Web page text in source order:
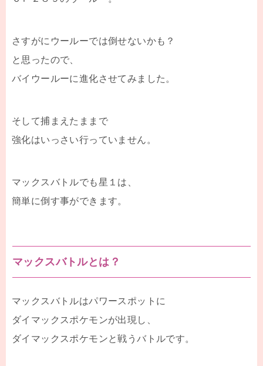
さすがにウールーでは倒せないかも？
と思ったので、
バイウールーに進化させてみました。
そして捕まえたままで
強化はいっさい行っていません。
マックスバトルでも星１は、
簡単に倒す事ができます。
マックスバトルとは？
マックスバトルはパワースポットに
ダイマックスポケモンが出現し、
ダイマックスポケモンと戦うバトルです。